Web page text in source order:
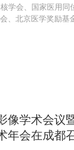
学会、国家医用同
、北京医学奖励基
像学术会议
年会在成都